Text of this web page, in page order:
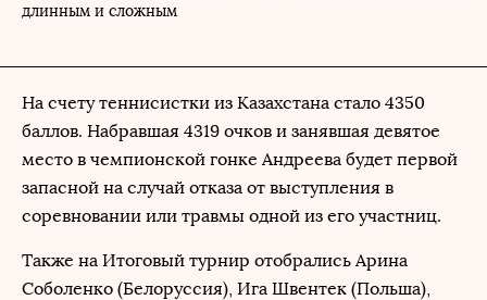
длинным и сложным
На счету теннисистки из Казахстана стало 4350
баллов. Набравшая 4319 очков и занявшая девятое
место в чемпионской гонке Андреева будет первой
запасной на случай отказа от выступления в
соревновании или травмы одной из его участниц.
Также на Итоговый турнир отобрались Арина
Соболенко (Белоруссия), Ига Швентек (Польша),